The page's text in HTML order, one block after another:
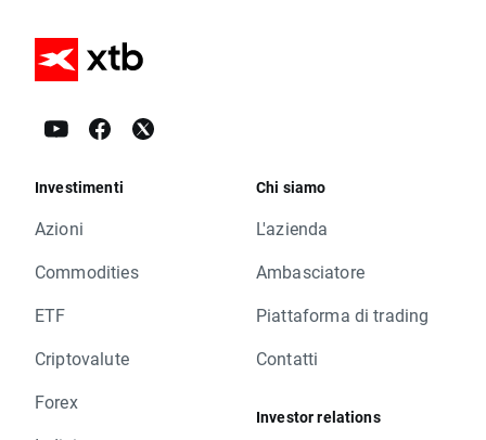
Investimenti
Azioni
Commodities
ETF
Criptovalute
Forex
Chi siamo
L'azienda
Ambasciatore
Piattaforma di trading
Contatti
Investor relations